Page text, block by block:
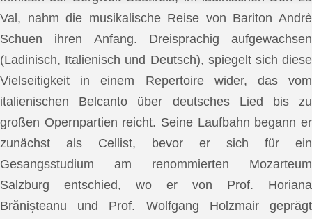
Val, nahm die musikalische Reise von Bariton Andrè
Schuen ihren Anfang. Dreisprachig aufgewachsen
(Ladinisch, Italienisch und Deutsch), spiegelt sich diese
Vielseitigkeit in einem Repertoire wider, das vom
italienischen Belcanto über deutsches Lied bis zu
großen Opernpartien reicht. Seine Laufbahn begann er
zunächst als Cellist, bevor er sich für ein
Gesangsstudium am renommierten Mozarteum
Salzburg entschied, wo er von Prof. Horiana
Brănișteanu und Prof. Wolfgang Holzmair geprägt